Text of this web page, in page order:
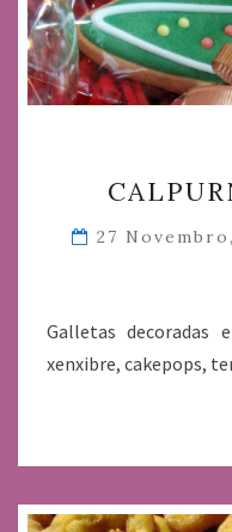
27
Galletas decoradas
xenxibre, cakepops,